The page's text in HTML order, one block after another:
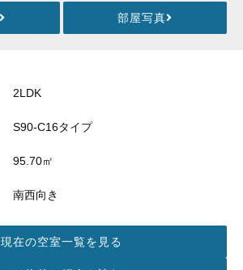
部屋写真
2LDK
S90-C16タイプ
95.70㎡
南西向き
現在の空室一覧を見る